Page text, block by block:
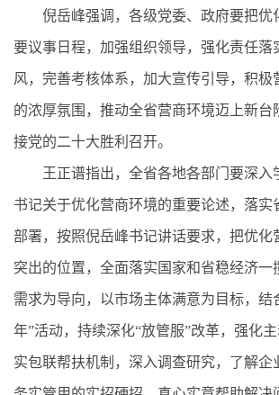
倪岳峰强调，各级党委、政府要把优
要议事日程，加强组织领导，强化责任落
风，完善考核体系，加大宣传引导，积极
的浓厚氛围，推动全省营商环境迈上新台
接党的二十大胜利召开。
王正谱指出，全省各地各部门要深入
书记关于优化营商环境的重要论述，落实
部署，按照倪岳峰书记讲话要求，把优化
突出的位置，全面落实国家和省稳经济一
需求为导向，以市场主体满意为目标，结
年”活动，持续深化“放管服”改革，强化
实包联帮扶机制，深入调查研究，了解企